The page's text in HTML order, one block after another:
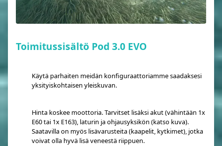
Toimitussisältö Pod 3.0 EVO
Käytä parhaiten meidän konfiguraattoriamme saadaksesi
yksityiskohtaisen yleiskuvan.
Hinta koskee moottoria. Tarvitset lisäksi akut (vähintään 1x
E60 tai 1x E163), laturin ja ohjausyksikön (katso kuva).
Saatavilla on myös lisävarusteita (kaapelit, kytkimet), jotka
voivat olla hyvä lisä veneestä riippuen.